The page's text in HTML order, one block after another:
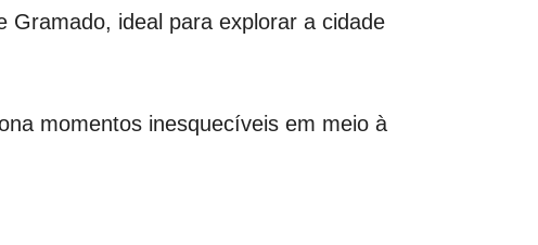
Gramado, ideal para explorar a cidade
momentos inesquecíveis em meio à